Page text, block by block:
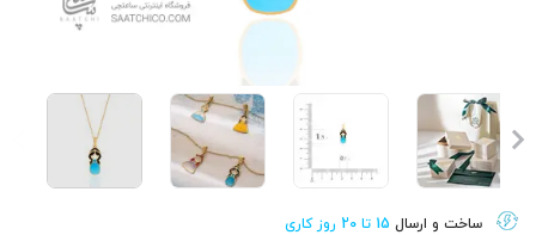
ساخت و ارسال 15 تا 20 روز کاری